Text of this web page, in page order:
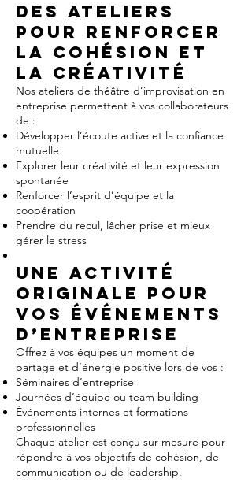
Des ateliers
pour renforcer
la cohésion et
la créativité
Nos ateliers de théâtre d’improvisation en
entreprise permettent à vos collaborateurs
de :
Développer l’écoute active et la confiance
mutuelle
Explorer leur créativité et leur expression
spontanée
Renforcer l’esprit d’équipe et la
coopération
Prendre du recul, lâcher prise et mieux
gérer le stress
Une activité
originale pour
vos événements
d’entreprise
Offrez à vos équipes un moment de
partage et d’énergie positive lors de vos :
Séminaires d’entreprise
Journées d’équipe ou team building
Événements internes et formations
professionnelles
Chaque atelier est conçu sur mesure pour
répondre à vos objectifs de cohésion, de
communication ou de leadership.